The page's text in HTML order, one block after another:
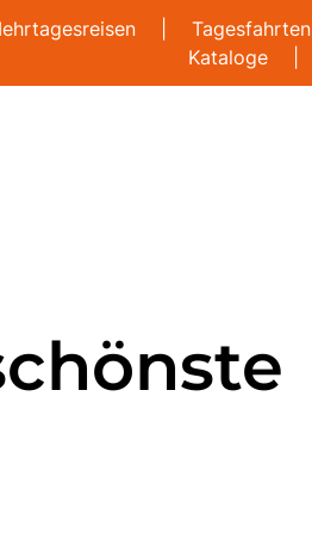
Tagesfahrten
Kataloge